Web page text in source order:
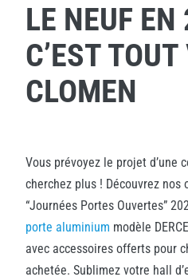
LE NEUF
C’EST
CLOMEN
Vous prévoyez le projet d’une
cherchez plus ! Découvrez
“Journées Portes Ouvertes”
porte aluminium modèle
avec accessoires offerts pour
achetée. Sublimez votre hall